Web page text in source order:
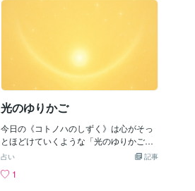
ますように《光は今日もあなたと共にあ
光のゆりかご
今日の《コトノハのしずく》は心がそっ
とほどけていくような「光のゆりかご」
をテーマにしました。〜〜〜わたしは光
の音が子守唄となるあたたかな光が揺れ
記事
占い
1